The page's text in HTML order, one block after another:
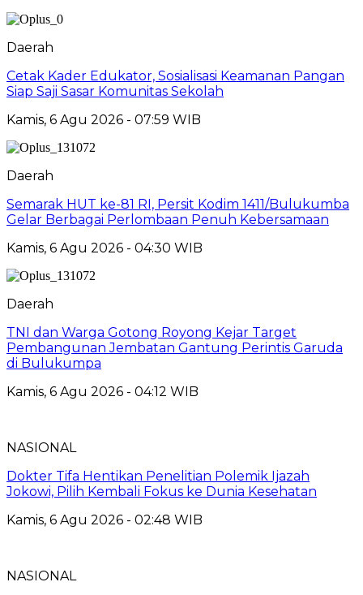
Daerah
Cetak Kader Edukator, Sosialisasi Keamanan Pangan
Siap Saji Sasar Komunitas Sekolah
Kamis, 6 Agu 2026 - 07:59 WIB
Daerah
Semarak HUT ke-81 RI, Persit Kodim 1411/Bulukumba
Gelar Berbagai Perlombaan Penuh Kebersamaan
Kamis, 6 Agu 2026 - 04:30 WIB
Daerah
TNI dan Warga Gotong Royong Kejar Target
Pembangunan Jembatan Gantung Perintis Garuda
di Bulukumpa
Kamis, 6 Agu 2026 - 04:12 WIB
NASIONAL
Dokter Tifa Hentikan Penelitian Polemik Ijazah
Jokowi, Pilih Kembali Fokus ke Dunia Kesehatan
Kamis, 6 Agu 2026 - 02:48 WIB
NASIONAL